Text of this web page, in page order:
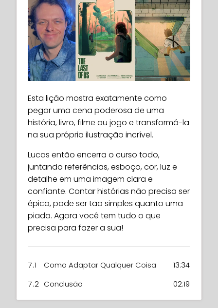
Esta lição mostra exatamente como
pegar uma cena poderosa de uma
história, livro, filme ou jogo e transformá-la
na sua própria ilustração incrível.
Lucas então encerra o curso todo,
juntando referências, esboço, cor, luz e
detalhe em uma imagem clara e
confiante. Contar histórias não precisa ser
épico, pode ser tão simples quanto uma
piada. Agora você tem tudo o que
precisa para fazer a sua!
7.1 Como Adaptar Qualquer Coisa
13:34
7.2 Conclusão 02:19